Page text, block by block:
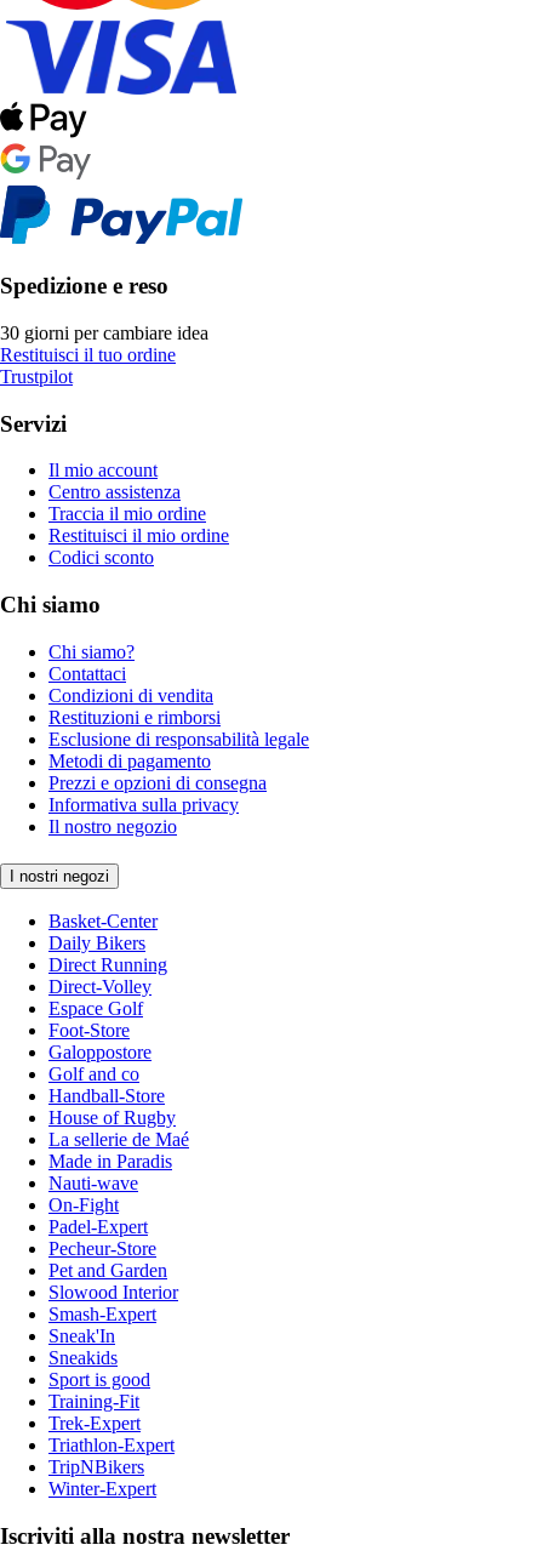
Spedizione e reso
30 giorni per cambiare idea
Restituisci il tuo ordine
Trustpilot
Servizi
Il mio account
Centro assistenza
Traccia il mio ordine
Restituisci il mio ordine
Codici sconto
Chi siamo
Chi siamo?
Contattaci
Condizioni di vendita
Restituzioni e rimborsi
Esclusione di responsabilità legale
Metodi di pagamento
Prezzi e opzioni di consegna
Informativa sulla privacy
Il nostro negozio
I nostri negozi
Basket-Center
Daily Bikers
Direct Running
Direct-Volley
Espace Golf
Foot-Store
Galoppostore
Golf and co
Handball-Store
House of Rugby
La sellerie de Maé
Made in Paradis
Nauti-wave
On-Fight
Padel-Expert
Pecheur-Store
Pet and Garden
Slowood Interior
Smash-Expert
Sneak'In
Sneakids
Sport is good
Training-Fit
Trek-Expert
Triathlon-Expert
TripNBikers
Winter-Expert
Iscriviti alla nostra newsletter